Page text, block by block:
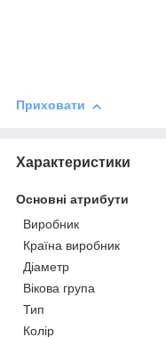
Приховати
Характеристики
Основні атрибути
Виробник
Країна виробник
Діаметр
Вікова група
Тип
Колір